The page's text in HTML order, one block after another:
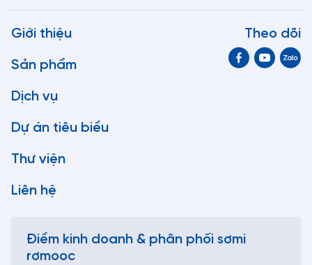
Giới thiệu
Sản phẩm
Dịch vụ
Dự án tiêu biểu
Thư viện
Liên hệ
Theo dõi
Điểm kinh doanh & phân phối sơmi
rơmooc